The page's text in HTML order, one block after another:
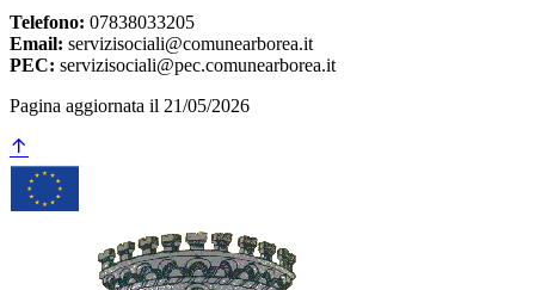
Telefono: 07838033205
Email: servizisociali@comunearborea.it
PEC: servizisociali@pec.comunearborea.it
Pagina aggiornata il 21/05/2026